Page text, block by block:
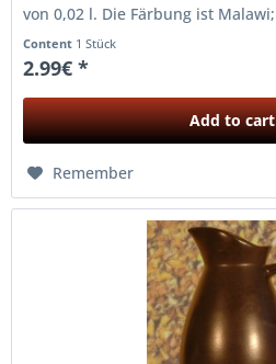
von 0,02 l. Die Färbung ist
Content 1 Stück
2.99€ *
Add to cart
Remember